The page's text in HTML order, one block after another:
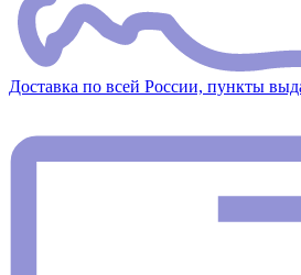
Доставка по всей России, пункты